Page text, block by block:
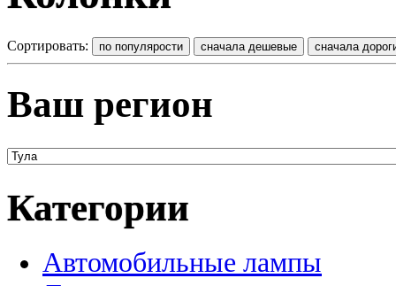
Сортировать:
Ваш регион
Категории
Автомобильные лампы